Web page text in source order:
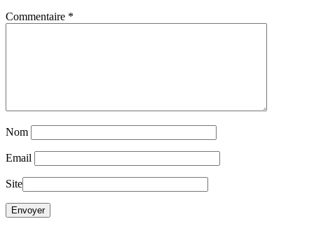
Commentaire *
Nom
Email
Site